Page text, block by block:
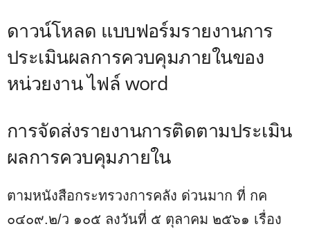
ดาวน์โหลด แบบฟอร์มรายงานการ
ประเมินผลการควบคุมภายในของ
หน่วยงาน ไฟล์ word
การจัดส่งรายงานการติดตามประเมิน
ผลการควบคุมภายใน
ตามหนังสือกระทรวงการคลัง ด่วนมาก ที่ กค
๐๔๐๙.๒/ว ๑๐๕ ลงวันที่ ๕ ตุลาคม ๒๕๖๑ เรื่อง